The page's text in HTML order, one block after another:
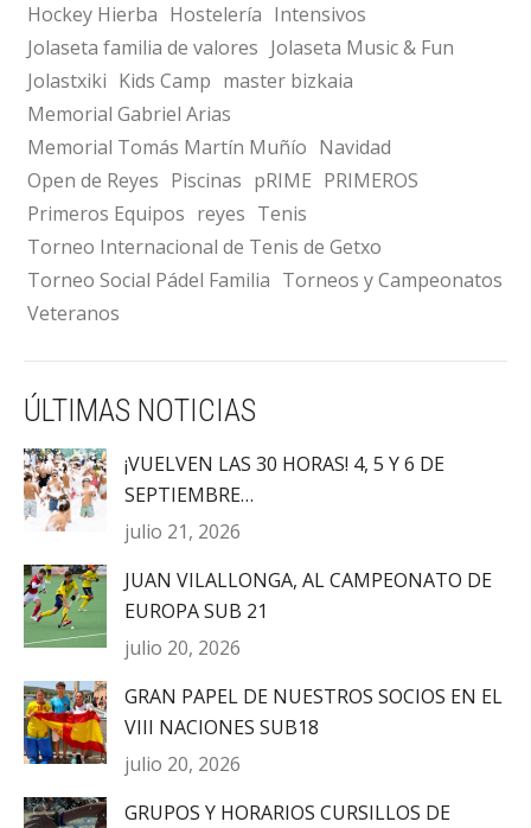
Hockey Hierba Hostelería Intensivos
Jolaseta familia de valores Jolaseta Music & Fun
Jolastxiki Kids Camp master bizkaia
Memorial Gabriel Arias
Memorial Tomás Martín Muñío Navidad
Open de Reyes Piscinas pRIME PRIMEROS
Primeros Equipos reyes Tenis
Torneo Internacional de Tenis de Getxo
Torneo Social Pádel Familia Torneos y Campeonatos
Veteranos
ÚLTIMAS NOTICIAS
¡VUELVEN LAS 30 HORAS! 4, 5 Y 6 DE
SEPTIEMBRE…
julio 21, 2026
JUAN VILALLONGA, AL CAMPEONATO DE
EUROPA SUB 21
julio 20, 2026
GRAN PAPEL DE NUESTROS SOCIOS EN EL
VIII NACIONES SUB18
julio 20, 2026
GRUPOS Y HORARIOS CURSILLOS DE